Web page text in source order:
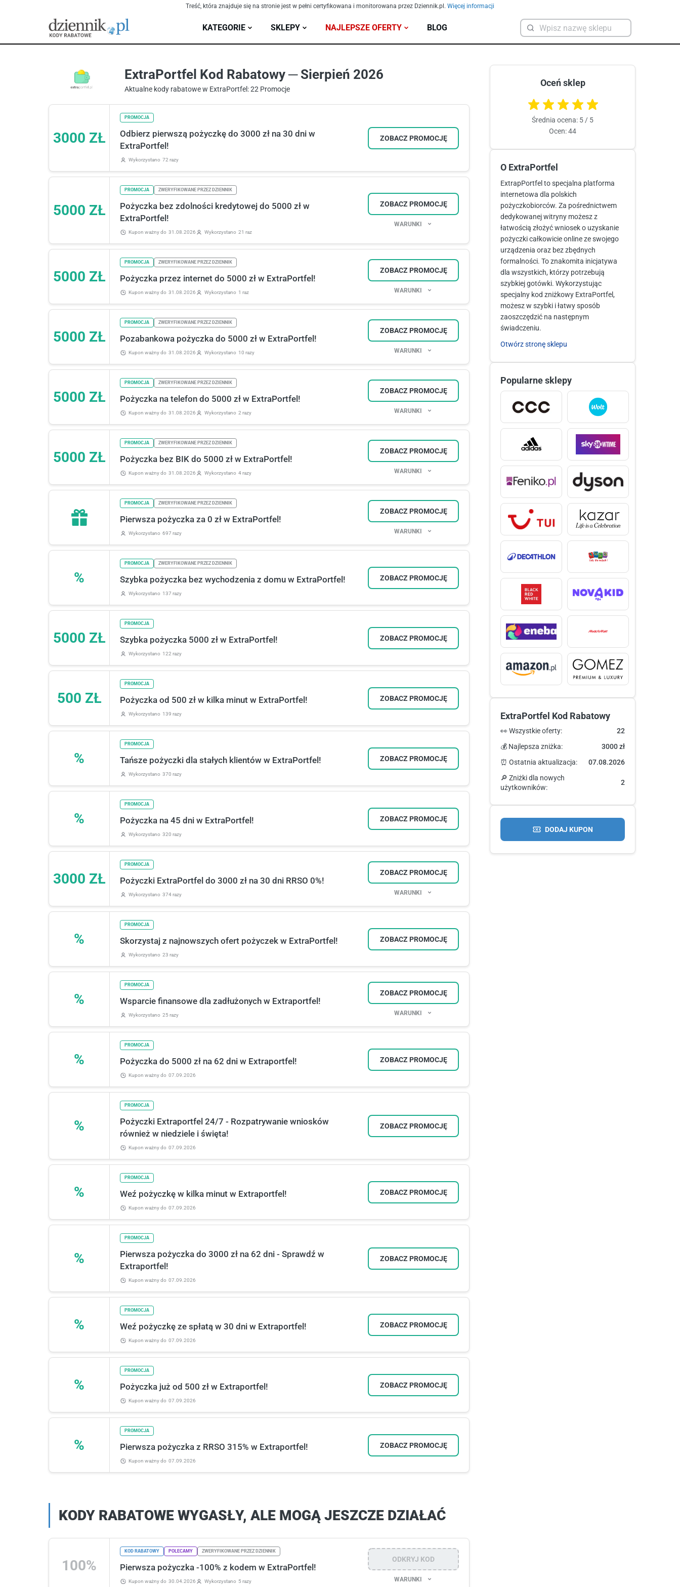
Treść, która znajduje się na stronie jest w pełni certyfikowana i monitorowana przez Dziennik.pl. Więcej informacji
KATEGORIE SKLEPY NAJLEPSZE OFERTY BLOG
ExtraPortfel Kod Rabatowy ─ Sierpień 2026
Aktualne kody rabatowe w ExtraPortfel: 22 Promocje
3000 ZŁ
PROMOCJA
Odbierz pierwszą pożyczkę do 3000 zł na 30 dni w
ExtraPortfel!
Wykorzystano 72 razy
ZOBACZ PROMOCJĘ
5000 ZŁ
PROMOCJA ZWERYFIKOWANE PRZEZ DZIENNIK
Pożyczka bez zdolności kredytowej do 5000 zł w
ExtraPortfel!
Kupon ważnydo 31.08.2026 Wykorzystano 21 raz
ZOBACZ PROMOCJĘ
WARUNKI
5000 ZŁ
PROMOCJA ZWERYFIKOWANE PRZEZ DZIENNIK
Pożyczka przez internet do 5000 zł w ExtraPortfel!
Kupon ważnydo 31.08.2026 Wykorzystano 1 raz
ZOBACZ PROMOCJĘ
WARUNKI
5000 ZŁ
PROMOCJA ZWERYFIKOWANE PRZEZ DZIENNIK
Pozabankowa pożyczka do 5000 zł w ExtraPortfel!
Kupon ważnydo 31.08.2026 Wykorzystano 10 razy
ZOBACZ PROMOCJĘ
WARUNKI
5000 ZŁ
PROMOCJA ZWERYFIKOWANE PRZEZ DZIENNIK
Pożyczka na telefon do 5000 zł w ExtraPortfel!
Kupon ważnydo 31.08.2026 Wykorzystano 2 razy
ZOBACZ PROMOCJĘ
WARUNKI
5000 ZŁ
PROMOCJA ZWERYFIKOWANE PRZEZ DZIENNIK
Pożyczka bez BIK do 5000 zł w ExtraPortfel!
Kupon ważnydo 31.08.2026 Wykorzystano 4 razy
ZOBACZ PROMOCJĘ
WARUNKI
PROMOCJA ZWERYFIKOWANE PRZEZ DZIENNIK
Pierwsza pożyczka za 0 zł w ExtraPortfel!
Wykorzystano 697 razy
ZOBACZ PROMOCJĘ
WARUNKI
%
PROMOCJA ZWERYFIKOWANE PRZEZ DZIENNIK
Szybka pożyczka bez wychodzenia z domu w ExtraPortfel!
Wykorzystano 137 razy
ZOBACZ PROMOCJĘ
5000 ZŁ
PROMOCJA
Szybka pożyczka 5000 zł w ExtraPortfel!
Wykorzystano 122 razy
ZOBACZ PROMOCJĘ
500 ZŁ
PROMOCJA
Pożyczka od 500 zł w kilka minut w ExtraPortfel!
Wykorzystano 139 razy
ZOBACZ PROMOCJĘ
%
PROMOCJA
Tańsze pożyczki dla stałych klientów w ExtraPortfel!
Wykorzystano 370 razy
ZOBACZ PROMOCJĘ
%
PROMOCJA
Pożyczka na 45 dni w ExtraPortfel!
Wykorzystano 320 razy
ZOBACZ PROMOCJĘ
3000 ZŁ
PROMOCJA
Pożyczki ExtraPortfel do 3000 zł na 30 dni RRSO 0%!
Wykorzystano 374 razy
ZOBACZ PROMOCJĘ
WARUNKI
%
PROMOCJA
Skorzystaj z najnowszych ofert pożyczek w ExtraPortfel!
Wykorzystano 23 razy
ZOBACZ PROMOCJĘ
%
PROMOCJA
Wsparcie finansowe dla zadłużonych w Extraportfel!
Wykorzystano 25 razy
ZOBACZ PROMOCJĘ
WARUNKI
%
PROMOCJA
Pożyczka do 5000 zł na 62 dni w Extraportfel!
Kupon ważnydo 07.09.2026
ZOBACZ PROMOCJĘ
%
PROMOCJA
Pożyczki Extraportfel 24/7 - Rozpatrywanie wniosków
również w niedziele i święta!
Kupon ważnydo 07.09.2026
ZOBACZ PROMOCJĘ
%
PROMOCJA
Weź pożyczkę w kilka minut w Extraportfel!
Kupon ważnydo 07.09.2026
ZOBACZ PROMOCJĘ
%
PROMOCJA
Pierwsza pożyczka do 3000 zł na 62 dni - Sprawdź w
Extraportfel!
Kupon ważnydo 07.09.2026
ZOBACZ PROMOCJĘ
%
PROMOCJA
Weź pożyczkę ze spłatą w 30 dni w Extraportfel!
Kupon ważnydo 07.09.2026
ZOBACZ PROMOCJĘ
%
PROMOCJA
Pożyczka już od 500 zł w Extraportfel!
Kupon ważnydo 07.09.2026
ZOBACZ PROMOCJĘ
%
PROMOCJA
Pierwsza pożyczka z RRSO 315% w Extraportfel!
Kupon ważnydo 07.09.2026
ZOBACZ PROMOCJĘ
KODY RABATOWE WYGASŁY, ALE MOGĄ JESZCZE DZIAŁAĆ
100%
KOD RABATOWY POLECAMY ZWERYFIKOWANE PRZEZ DZIENNIK
Pierwsza pożyczka -100% z kodem w ExtraPortfel!
Kupon ważnydo 30.04.2026 Wykorzystano 5 razy
ODKRYJ KOD
WARUNKI
Oceń sklep
Średnia ocena: 5 / 5
Ocen: 44
O ExtraPortfel
ExtrapPortfel to specjalna platforma
internetowa dla polskich
pożyczkobiorców. Za pośrednictwem
dedykowanej witryny możesz z
łatwością złożyć wniosek o uzyskanie
pożyczki całkowicie online ze swojego
urządzenia oraz bez zbędnych
formalności. To znakomita inicjatywa
dla wszystkich, którzy potrzebują
szybkiej gotówki. Wykorzystując
specjalny kod zniżkowy ExtraPortfel,
możesz w szybki i łatwy sposób
zaoszczędzić na następnym
świadczeniu.
Otwórz stronę sklepu
Popularne sklepy
ExtraPortfel Kod Rabatowy
👀 Wszystkie oferty:
22
💰 Najlepsza zniżka:
3000 zł
⏰ Ostatnia aktualizacja:
07.08.2026
🔎 Zniżki dla nowych
użytkowników:
2
DODAJ KUPON